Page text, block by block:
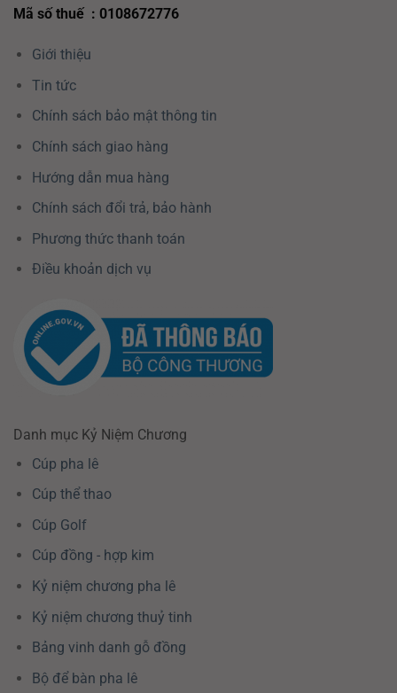
Mã số thuế : 0108672776
Giới thiệu
Tin tức
Chính sách bảo mật thông tin
Chính sách giao hàng
Hướng dẫn mua hàng
Chính sách đổi trả, bảo hành
Phương thức thanh toán
Điều khoản dịch vụ
Danh mục Kỷ Niệm Chương
Cúp pha lê
Cúp thể thao
Cúp Golf
Cúp đồng - hợp kim
Kỷ niệm chương pha lê
Kỷ niệm chương thuỷ tinh
Bảng vinh danh gỗ đồng
Bộ để bàn pha lê